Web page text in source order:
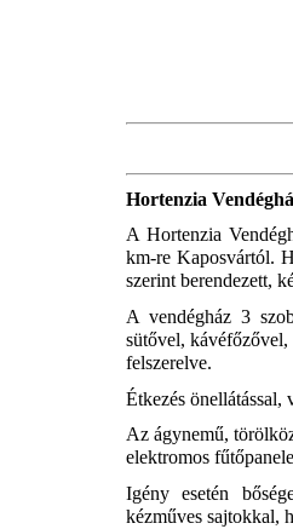
Hortenzia
A Hortenzia
km-re Kaposvártól.
szerint berendezett,
A vendégház 3
sütővel, kávéfőzővel,
felszerelve.
Étkezés önellátással,
Az ágynemű, törölk
elektromos
Igény esetén
kézműves sajtokkal,